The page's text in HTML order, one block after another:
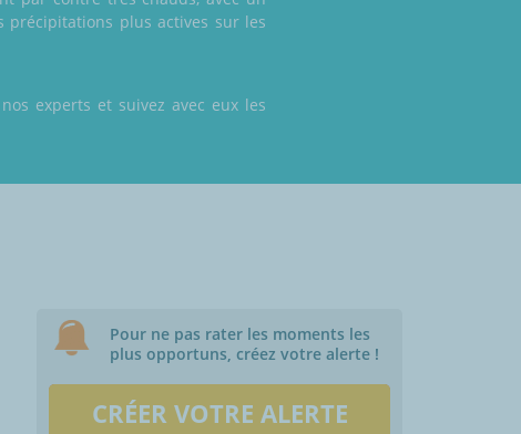
précipitations plus actives sur les
experts et suivez avec eux les
Pour ne pas rater les moments les
plus opportuns, créez votre alerte !
CRÉER VOTRE ALERTE